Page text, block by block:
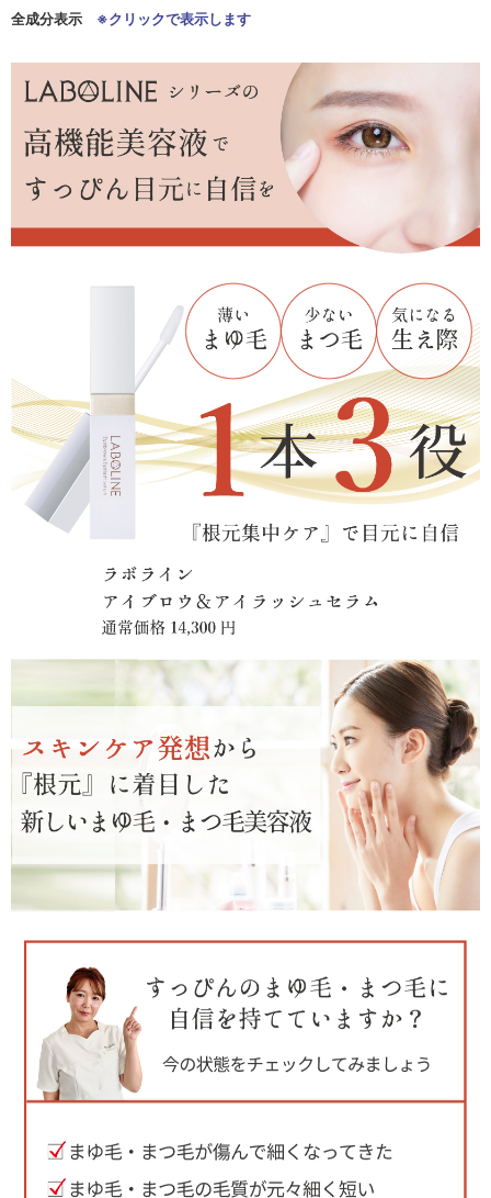
全成分表示 ※クリックで表示します